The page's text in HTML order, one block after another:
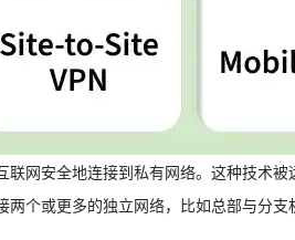
联网安全地连接到私有网络。这种技术
两个或更多的独立网络，比如总部与分